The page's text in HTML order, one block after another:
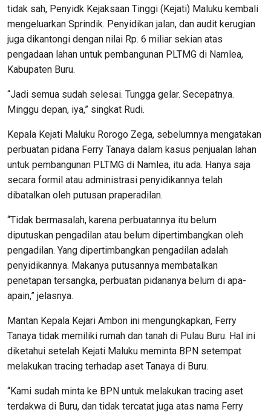
tidak sah, Penyidk Kejaksaan Tinggi (Kejati) Maluku kembali
mengeluarkan Sprindik. Penyidikan jalan, dan audit kerugian
juga dikantongi dengan nilai Rp. 6 miliar sekian atas
pengadaan lahan untuk pembangunan PLTMG di Namlea,
Kabupaten Buru.
“Jadi semua sudah selesai. Tungga gelar. Secepatnya.
Minggu depan, iya,” singkat Rudi.
Kepala Kejati Maluku Rorogo Zega, sebelumnya mengatakan
perbuatan pidana Ferry Tanaya dalam kasus penjualan lahan
untuk pembangu­nan PLTMG di Namlea, itu ada. Ha­nya saja
secara formil atau admi­nistrasi penyidikannya telah
dibatalkan oleh putusan praperadilan.
“Tidak bermasalah, karena perbuatannya itu belum
diputuskan pengadilan atau belum dipertim­bangkan oleh
pengadilan. Yang di­pertimbangkan pengadilan adalah
penyidikannya. Makanya putusannya membatalkan
penetapan tersangka, perbuatan pidananya belum di apa-
apain,” jelasnya.
Mantan Kepala Kejari Ambon ini mengungkapkan, Ferry
Tanaya tidak memiliki rumah dan tanah di Pulau Buru. Hal ini
diketahui setelah Kejati Maluku meminta BPN setempat
melakukan tracing terhadap aset Tanaya di Buru.
“Kami sudah minta ke BPN untuk melakukan tracing aset
terdakwa di Buru, dan tidak tercatat juga atas nama Ferry